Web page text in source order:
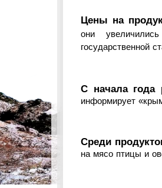
Цены на
они
государственной
С начала года
информирует
Среди
на мясо птицы и